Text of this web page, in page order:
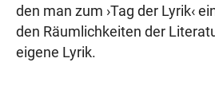
den man zum ›Tag der Lyrik‹
den Räumlichkeiten der
eigene Lyrik.